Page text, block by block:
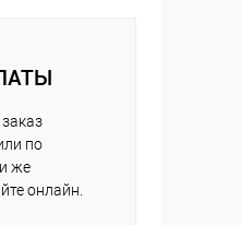
по
же
онлайн.